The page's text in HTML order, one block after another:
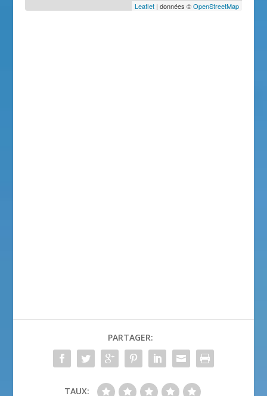
Leaflet| données ©OpenStreetMap
PARTAGER:
TAUX: